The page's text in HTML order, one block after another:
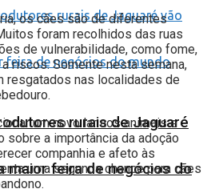
rurais de Jaguaré
maior feira de negócios do
os cães são de diferentes
foram recolhidos das ruas
de vulnerabilidade, como fome,
riscos. Somente nesta semana,
resgatados nas localidades de
um novo lar aos animais e
sobre a importância da adoção
companhia e afeto às
uma segunda chance para cães